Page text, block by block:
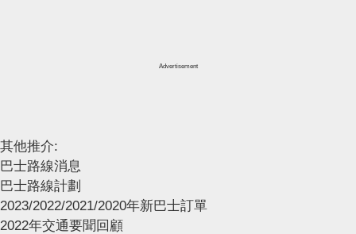
Advertisement
其他推介:
巴士路線消息
巴士路線計劃
2023/2022/2021/2020年新巴士訂單
2022年交通要聞回顧